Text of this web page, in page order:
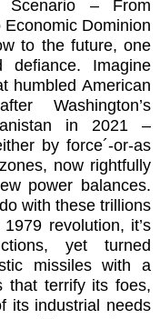
Scenario – From
Economic Dominion
to the future, one
defiance. Imagine
humbled American
Washington’s
in 2021 –
by force´-or-as
now rightfully
power balances.
with these trillions?
revolution, it’s
yet turned
missiles with a
that terrify its foes,
its industrial needs